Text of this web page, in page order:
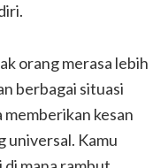
orang merasa lebih
berbagai situasi
kesan
universal. Kamu